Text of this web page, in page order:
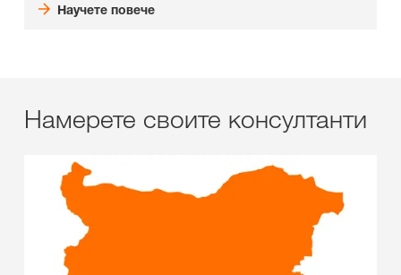
Научете повече
Намерете своите консултанти